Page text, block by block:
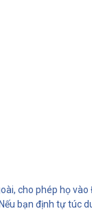
cho phép họ
bạn định tự túc